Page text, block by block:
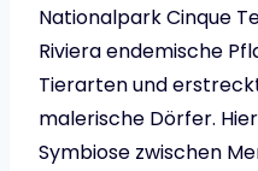
Nationalpark Cinque
Riviera endemische
Tierarten und
malerische Dörfer.
Symbiose zwischen